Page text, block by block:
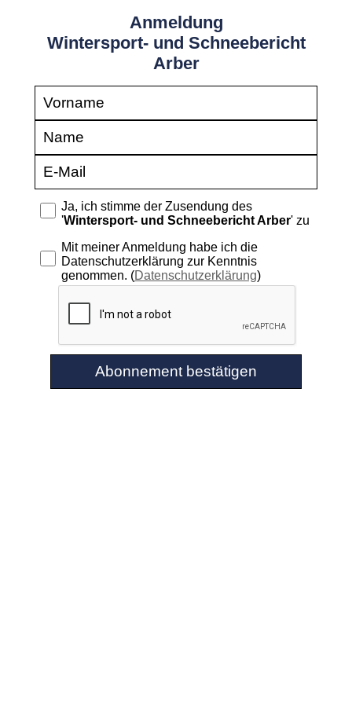
Anmeldung
Wintersport- und Schneebericht
Arber
Ja, ich stimme der Zusendung des
'Wintersport- und Schneebericht Arber' zu
Mit meiner Anmeldung habe ich die
Datenschutzerklärung zur Kenntnis
genommen. (Datenschutzerklärung)